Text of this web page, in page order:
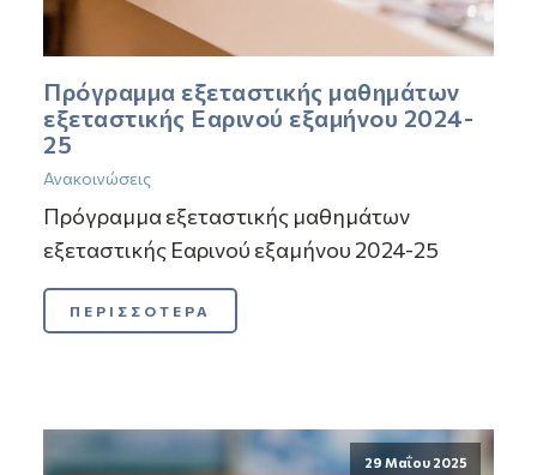
Πρόγραμμα εξεταστικής μαθημάτων
εξεταστικής Εαρινού εξαμήνου 2024-
25
Ανακοινώσεις
Πρόγραμμα εξεταστικής μαθημάτων
εξεταστικής Εαρινού εξαμήνου 2024-25
ΠΕΡΙΣΣΟΤΕΡΑ
29 Μαΐου 2025